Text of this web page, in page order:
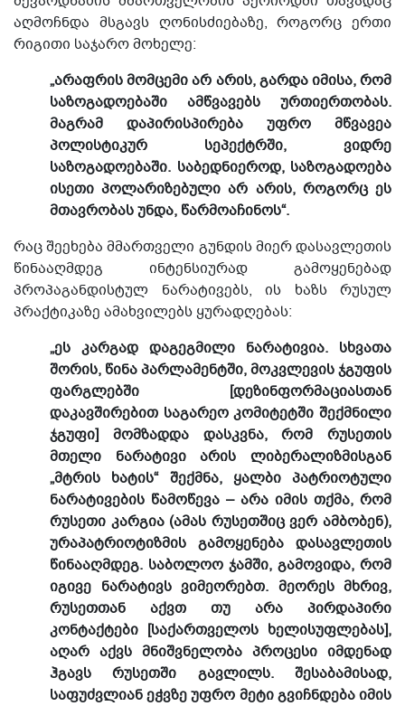
აღმოჩნდა მსგავს ღონისძიებაზე, როგორც ერთი
რიგითი საჯარო მოხელე:
„არაფრის მომცემი არ არის, გარდა იმისა, რომ
საზოგადოებაში ამწვავებს ურთიერთობას.
მაგრამ დაპირისპირება უფრო მწვავეა
პოლისტიკურ სეპექტრში, ვიდრე
საზოგადოებაში. საბედნიეროდ, საზოგადოება
ისეთი პოლარიზებული არ არის, როგორც ეს
მთავრობას უნდა, წარმოაჩინოს“.
რაც შეეხება მმართველი გუნდის მიერ დასავლეთის
წინააღმდეგ ინტენსიურად გამოყენებად
პროპაგანდისტულ ნარატივებს, ის ხაზს რუსულ
პრაქტიკაზე ამახვილებს ყურადღებას:
„ეს კარგად დაგეგმილი ნარატივია. სხვათა
შორის, წინა პარლამენტში, მოკვლევის ჯგუფის
ფარგლებში [დეზინფორმაციასთან
დაკავშირებით საგარეო კომიტეტში შექმნილი
ჯგუფი] მომზადდა დასკვნა, რომ რუსეთის
მთელი ნარატივი არის ლიბერალიზმისგან
„მტრის ხატის“ შექმნა, ყალბი პატრიოტული
ნარატივების წამოწევა – არა იმის თქმა, რომ
რუსეთი კარგია (ამას რუსეთშიც ვერ ამბობენ),
ურაპატრიოტიზმის გამოყენება დასავლეთის
წინააღმდეგ. საბოლოო ჯამში, გამოვიდა, რომ
იგივე ნარატივს ვიმეორებთ. მეორეს მხრივ,
რუსეთთან აქვთ თუ არა პირდაპირი
კონტაქტები [საქართველოს ხელისუფლებას],
აღარ აქვს მნიშვნელობა პროცესი იმდენად
ჰგავს რუსეთში გავლილს. შესაბამისად,
საფუძვლიან ეჭვზე უფრო მეტი გვიჩნდება იმის